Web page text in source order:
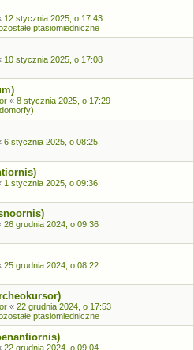
12 stycznia 2025, o 17:43
ptasiomiedniczne
10 stycznia 2025, o 17:08
« 8 stycznia 2025, o 17:29
6 stycznia 2025, o 08:25
1 stycznia 2025, o 09:36
26 grudnia 2024, o 09:36
25 grudnia 2024, o 08:22
« 22 grudnia 2024, o 17:53
ptasiomiedniczne
22 grudnia 2024, o 09:04